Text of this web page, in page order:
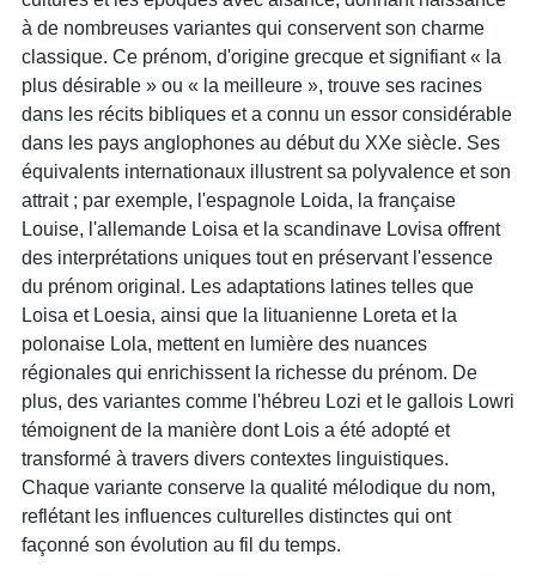
à de nombreuses variantes qui conservent son charme
classique. Ce prénom, d'origine grecque et signifiant « la
plus désirable » ou « la meilleure », trouve ses racines
dans les récits bibliques et a connu un essor considérable
dans les pays anglophones au début du XXe siècle. Ses
équivalents internationaux illustrent sa polyvalence et son
attrait ; par exemple, l'espagnole Loida, la française
Louise, l'allemande Loisa et la scandinave Lovisa offrent
des interprétations uniques tout en préservant l'essence
du prénom original. Les adaptations latines telles que
Loisa et Loesia, ainsi que la lituanienne Loreta et la
polonaise Lola, mettent en lumière des nuances
régionales qui enrichissent la richesse du prénom. De
plus, des variantes comme l'hébreu Lozi et le gallois Lowri
témoignent de la manière dont Lois a été adopté et
transformé à travers divers contextes linguistiques.
Chaque variante conserve la qualité mélodique du nom,
reflétant les influences culturelles distinctes qui ont
façonné son évolution au fil du temps.